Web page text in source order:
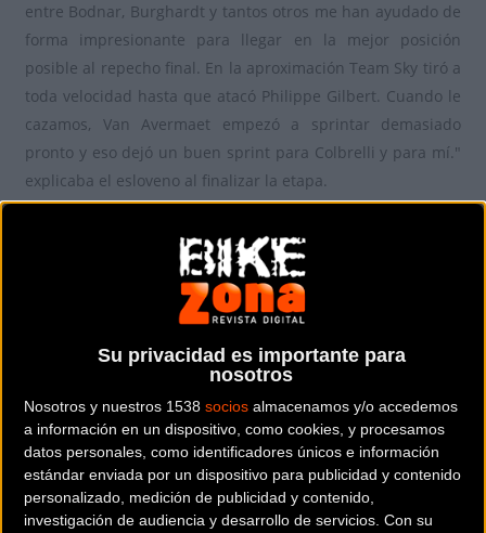
Su privacidad es importante para
nosotros
Nosotros y nuestros 1538 socios almacenamos y/o accedemos
a información en un dispositivo, como cookies, y procesamos
datos personales, como identificadores únicos e información
estándar enviada por un dispositivo para publicidad y contenido
personalizado, medición de publicidad y contenido,
investigación de audiencia y desarrollo de servicios. Con su
entre Bodnar, Burghardt y tantos otros me han ayudado de
forma impresionante para llegar en la mejor posición
posible al repecho final. En la aproximación Team Sky tiró a
toda velocidad hasta que atacó Philippe Gilbert. Cuando le
cazamos, Van Avermaet empezó a sprintar demasiado
pronto y eso dejó un buen sprint para Colbrelli y para mí."
explicaba el esloveno al finalizar la etapa.
El belga Greg Van Avermaet sigue de líder.
Estos fueron los mejores momentos de la jornada: